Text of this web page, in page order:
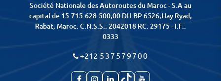
Société Nationale des Autoroutes du Maroc - S.A au
capital de 15.715.628.500,00 DH BP 6526,Hay Ryad,
Rabat, Maroc. C.N.S.S.: 2042018 RC: 29175 - I.F.:
0333
+212 537579700